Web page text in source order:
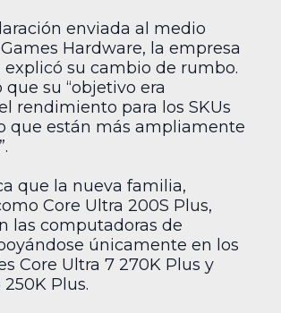
enviada al medio
Hardware, la empresa
su cambio de rumbo.
su “objetivo era
rendimiento para los SKUs
que están más ampliamente
que la nueva familia,
Core Ultra 200S Plus,
las computadoras de
únicamente en los
Core Ultra 7 270K Plus y
Plus.